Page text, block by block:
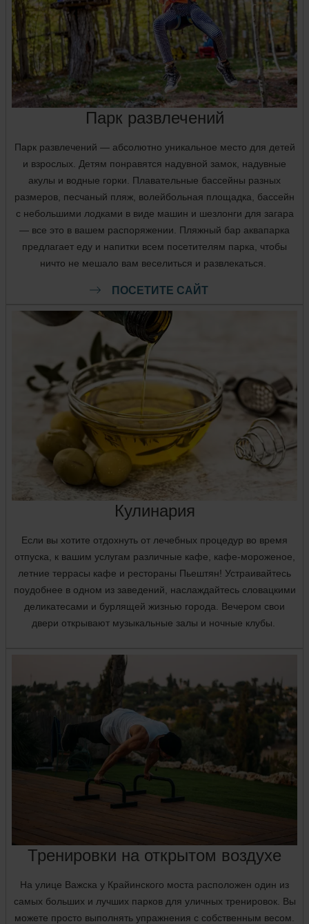
Парк развлечений
Парк развлечений — абсолютно уникальное место для детей
и взрослых. Детям понравятся надувной замок, надувные
акулы и водные горки. Плавательные бассейны разных
размеров, песчаный пляж, волейбольная площадка, бассейн
с небольшими лодками в виде машин и шезлонги для загара
— все это в вашем распоряжении. Пляжный бар аквапарка
предлагает еду и напитки всем посетителям парка, чтобы
ничто не мешало вам веселиться и развлекаться.
ПОСЕТИТЕ САЙТ
Кулинария
Если вы хотите отдохнуть от лечебных процедур во время
отпуска, к вашим услугам различные кафе, кафе-мороженое,
летние террасы кафе и рестораны Пьештян! Устраивайтесь
поудобнее в одном из заведений, наслаждайтесь словацкими
деликатесами и бурлящей жизнью города. Вечером свои
двери открывают музыкальные залы и ночные клубы.
Тренировки на открытом воздухе
На улице Важска у Крайинского моста расположен один из
самых больших и лучших парков для уличных тренировок. Вы
можете просто выполнять упражнения с собственным весом.